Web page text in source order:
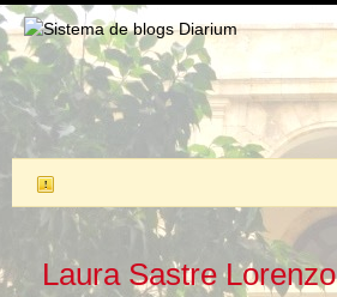
Laura Sastre Lorenzo